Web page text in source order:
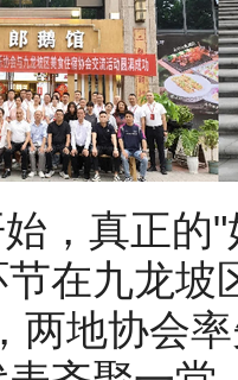
，真正的
在九龙坡
两地协会